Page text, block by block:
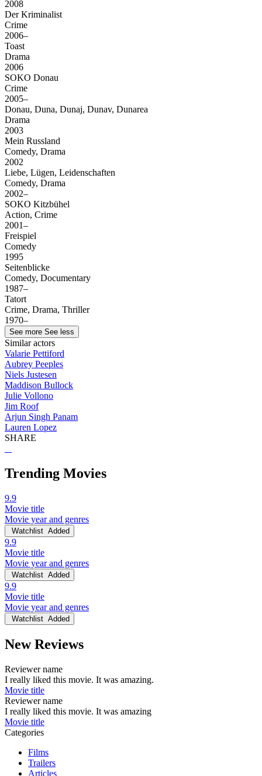
2008
Der Kriminalist
Crime
2006–
Toast
Drama
2006
SOKO Donau
Crime
2005–
Donau, Duna, Dunaj, Dunav, Dunarea
Drama
2003
Mein Russland
Comedy, Drama
2002
Liebe, Lügen, Leidenschaften
Comedy, Drama
2002–
SOKO Kitzbühel
Action, Crime
2001–
Freispiel
Comedy
1995
Seitenblicke
Comedy, Documentary
1987–
Tatort
Crime, Drama, Thriller
1970–
See more See less
Similar actors
Valarie Pettiford
Aubrey Peeples
Niels Justesen
Maddison Bullock
Julie Vollono
Jim Roof
Arjun Singh Panam
Lauren Lopez
SHARE
Trending Movies
9.9
Movie title
Movie year and genres
Watchlist Added
9.9
Movie title
Movie year and genres
Watchlist Added
9.9
Movie title
Movie year and genres
Watchlist Added
New Reviews
Reviewer name
I really liked this movie. It was amazing.
Movie title
Reviewer name
I really liked this movie. It was amazing
Movie title
Categories
Films
Trailers
Articles